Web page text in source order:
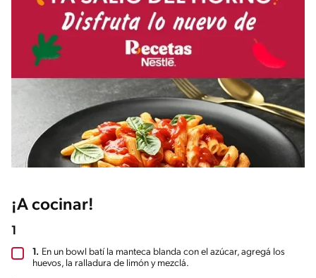
¡A cocinar!
1
1. En un bowl batí la manteca blanda con el azúcar, agregá los
huevos, la ralladura de limón y mezclá.